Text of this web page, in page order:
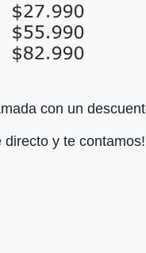
con un
directo y te contamos!